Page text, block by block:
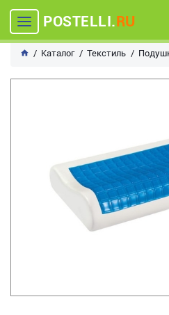
POSTELLI.RU
Каталог Текстиль